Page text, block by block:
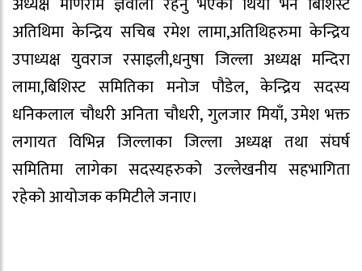
अतिथिमा केन्द्रिय सचिब रमेश लामा,अतिथिहरुमा केन्द्रिय
उपाध्यक्ष युवराज रसाइली,धनुषा जिल्ला अध्यक्ष मन्दिरा
लामा,बिशिस्ट समितिका मनोज पौडेल, केन्द्रिय सदस्य
धनिकलाल चौधरी अनिता चौधरी, गुलजार मियाँ, उमेश भक्त
लगायत विभिन्न जिल्लाका जिल्ला अध्यक्ष तथा संघर्ष
समितिमा लागेका सदस्यहरुको उल्लेखनीय सहभागिता
रहेको आयोजक कमिटीले जनाए।